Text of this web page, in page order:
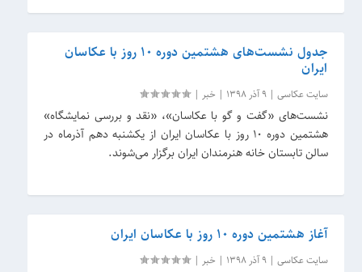
جدول نشست‌های هشتمین دوره 10 روز با عکاسان
ایران
سایت عکاسی |9 آذر 1398 | خبر |
نشست‌های «گفت و گو با عکاسان»، «نقد و بررسی نمایشگاه»
هشتمین دوره 10 روز با عکاسان ایران از یکشنبه دهم آذرماه در
سالن تابستان خانه هنرمندان ایران برگزار می‌شوند.
آغاز هشتمین دوره 10 روز با عکاسان ایران
سایت عکاسی |9 آذر 1398 | خبر |